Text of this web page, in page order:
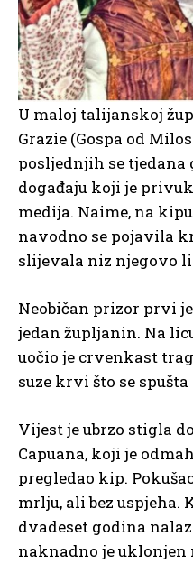
U maloj talijanskoj
Grazie (Gospa od
posljednjih se tjedana
događaju koji je
medija. Naime, na
navodno se pojavila
slijevala niz njegovo
Neobičan prizor prvi
jedan župljanin. Na
uočio je crvenkast
suze krvi što se
Vijest je ubrzo stigla
Capuana, koji je
pregledao kip.
mrlju, ali bez uspjeha.
dvadeset godina
naknadno je